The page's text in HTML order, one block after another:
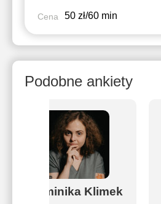
Cena 50 zł/60 min
Podobne ankiety
Dominika Klimek